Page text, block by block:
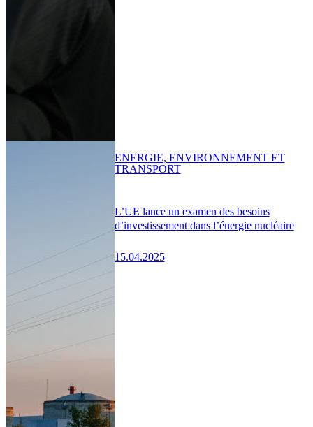
L’UE lance un examen des besoins
d’investissement dans l’énergie nucléaire
15.04.2025
ENERGIE, ENVIRONNEMENT ET
TRANSPORT